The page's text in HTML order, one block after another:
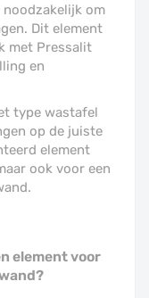
om
Dit element
met Pressalit
en
type wastafel
op de juiste
element
ook voor een
element voor